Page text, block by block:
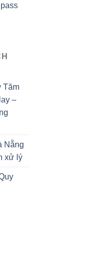
Tăm
–
Nẵng
xử lý